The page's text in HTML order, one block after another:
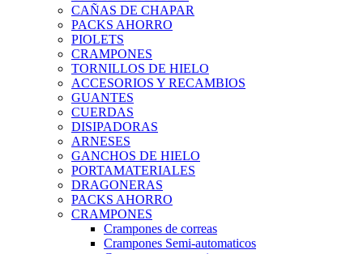
CAÑAS DE CHAPAR
PACKS AHORRO
PIOLETS
CRAMPONES
TORNILLOS DE HIELO
ACCESORIOS Y RECAMBIOS
GUANTES
CUERDAS
DISIPADORAS
ARNESES
GANCHOS DE HIELO
PORTAMATERIALES
DRAGONERAS
PACKS AHORRO
CRAMPONES
Crampones de correas
Crampones Semi-automaticos